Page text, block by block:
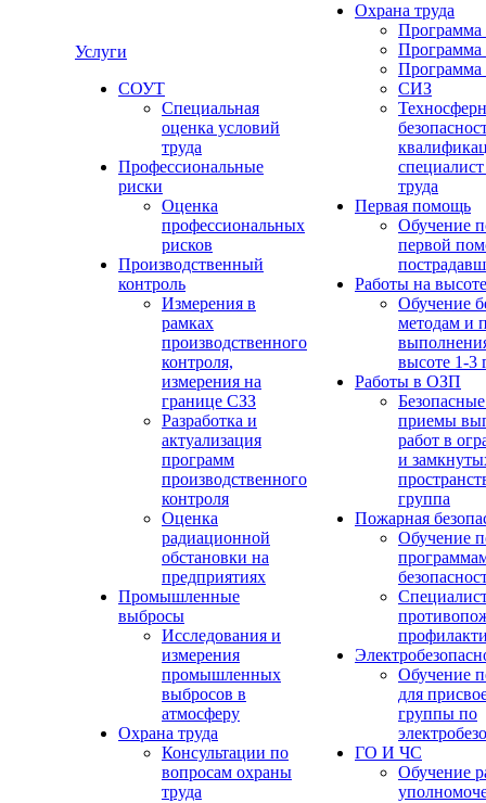
Услуги
СОУТ
Специальная
оценка условий
труда
Профессиональные
риски
Оценка
профессиональных
рисков
Производственный
контроль
Измерения в
рамках
производственного
контроля,
измерения на
границе СЗЗ
Разработка и
актуализация
программ
производственного
контроля
Оценка
радиационной
обстановки на
предприятиях
Промышленные
выбросы
Исследования и
измерения
промышленных
выбросов в
атмосферу
Охрана труда
Консультации по
вопросам охраны
труда
Охрана труда
Программа
Программа
СИЗ
труда
Первая помощь
Обучение
первой
Работы на высоте
Обучение
методам и
высоте 1-3
Работы в ОЗП
приемы
работ в
и
группа
Пожарная
Обучение
Обучение
для
группы по
ГО И ЧС
Обучение